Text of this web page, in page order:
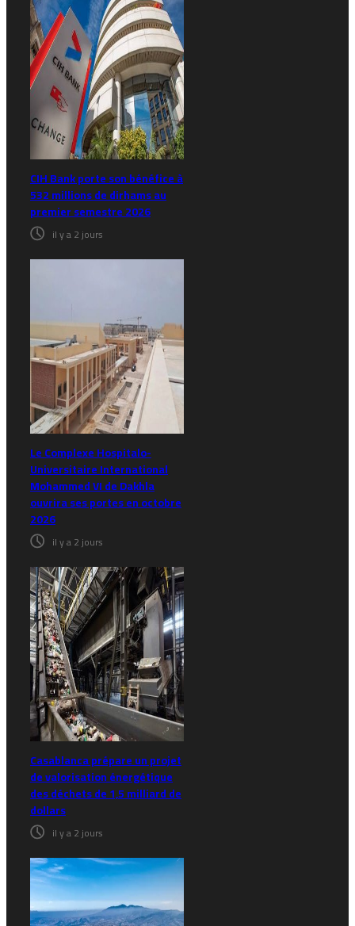
CIH Bank porte son bénéfice à
532 millions de dirhams au
premier semestre 2026
il y a 2 jours
Le Complexe Hospitalo-
Universitaire International
Mohammed VI de Dakhla
ouvrira ses portes en octobre
2026
il y a 2 jours
Casablanca prépare un projet
de valorisation énergétique
des déchets de 1,5 milliard de
dollars
il y a 2 jours